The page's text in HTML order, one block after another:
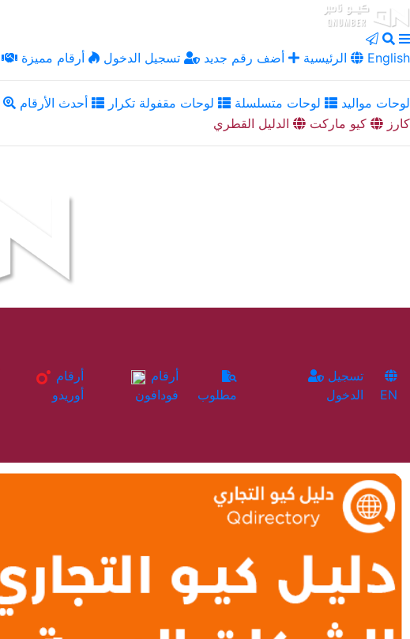
الرئيسية أضف رقم جديد تسجيل الدخول أرقام مميزة English
لوحات مواليد لوحات متسلسلة لوحات مقفولة تكرار أحدث الأرقام
كارز
كيو ماركت الدليل القطري
أوريدو
فودافون
مطلوب
الدخول
EN